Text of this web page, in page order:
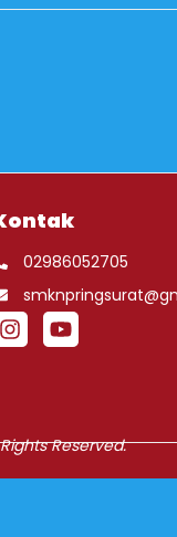
02986052705
Reserved.